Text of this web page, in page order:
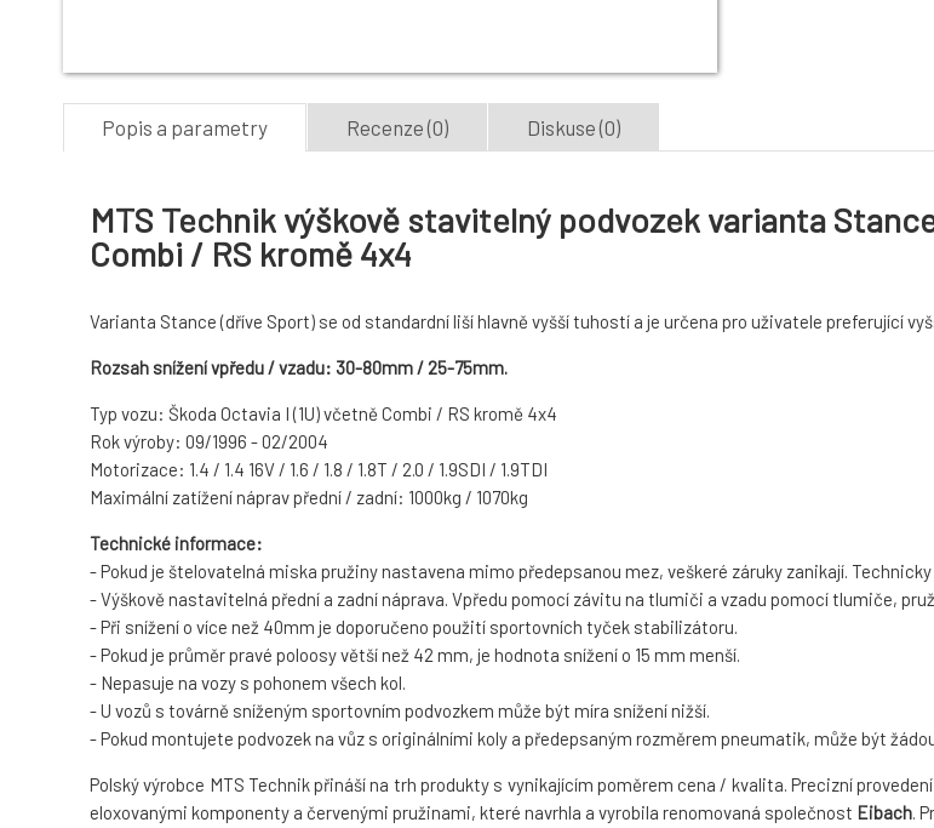
Popis a parametry Recenze (0) Diskuse (0)
MTS Technik výškově stavitelný podvozek varianta
Combi / RS kromě 4x4
Varianta Stance (dříve Sport) se od standardní liší hlavně vyšší tuhostí a je určena pro uživatele preferující
Rozsah snížení vpředu / vzadu: 30-80mm / 25-75mm.
Typ vozu: Škoda Octavia I (1U) včetně Combi / RS kromě 4x4
Rok výroby: 09/1996 - 02/2004
Motorizace: 1.4 / 1.4 16V / 1.6 / 1.8 / 1.8T / 2.0 / 1.9SDI / 1.9TDI
Maximální zatížení náprav přední / zadní: 1000kg / 1070kg
Technické informace:
- Pokud je štelovatelná miska pružiny nastavena mimo předepsanou mez, veškeré záruky zanikají.
- Výškově nastavitelná přední a zadní náprava. Vpředu pomocí závitu na tlumiči a vzadu pomocí tlumiče,
- Při snížení o více než 40mm je doporučeno použití sportovních tyček stabilizátoru.
- Pokud je průměr pravé poloosy větší než 42 mm, je hodnota snížení o 15 mm menší.
- Nepasuje na vozy s pohonem všech kol.
- U vozů s továrně sníženým sportovním podvozkem může být míra snížení nižší.
- Pokud montujete podvozek na vůz s originálními koly a předepsaným rozměrem pneumatik, může být
Polský výrobce MTS Technik přináší na trh produkty s vynikajícím poměrem cena / kvalita. Precizní
eloxovanými komponenty a červenými pružinami, které navrhla a vyrobila renomovaná společnost Eibach.